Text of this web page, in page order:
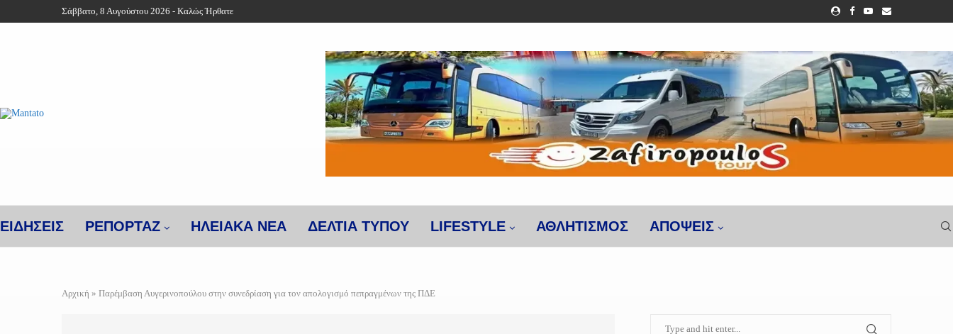
Σάββατο, 8 Αυγούστου 2026 - Καλώς Ήρθατε
ΕΙΔΗΣΕΙΣ ΡΕΠΟΡΤΑΖ ΗΛΕΙΑΚΑ ΝΕΑ ΔΕΛΤΙΑ ΤΥΠΟΥ LIFESTYLE ΑΘΛΗΤΙΣΜΌΣ ΑΠΌΨΕΙΣ
Αρχική » Παρέμβαση Αυγερινοπούλου στην συνεδρίαση για τον απολογισμό πεπραγμένων της ΠΔΕ